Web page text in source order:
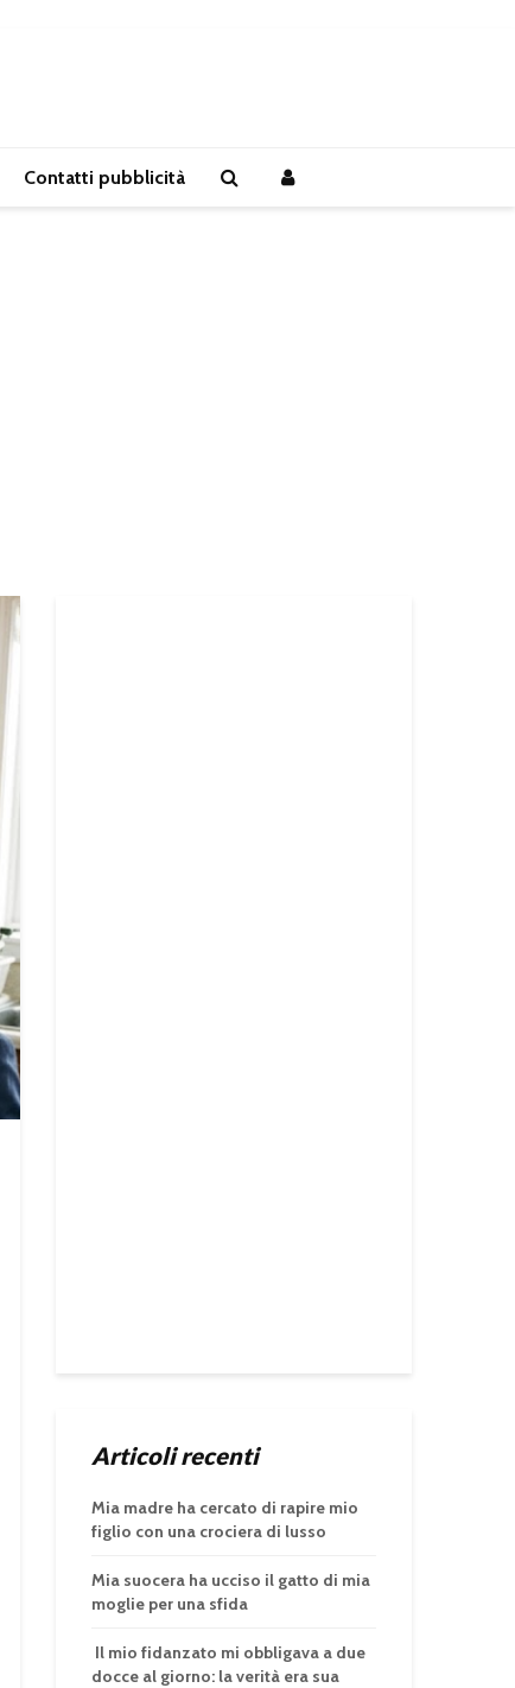
Contatti pubblicità
Articoli recenti
Mia madre ha cercato di rapire mio
figlio con una crociera di lusso
Mia suocera ha ucciso il gatto di mia
moglie per una sfida
Il mio fidanzato mi obbligava a due
docce al giorno: la verità era sua